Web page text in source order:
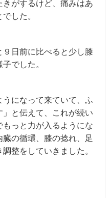
きがするけど、痛みはあ
した。
日前に比べると少し膝
でした。
うになって来ていて、ふ
と伝えて、これが続い
っと力が入るようにな
の循環、膝の捻れ、足
整をしていきました。